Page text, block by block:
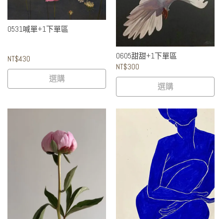
0531喊單+1下單區
NT$430
選購
0605甜甜+1下單區
NT$300
選購